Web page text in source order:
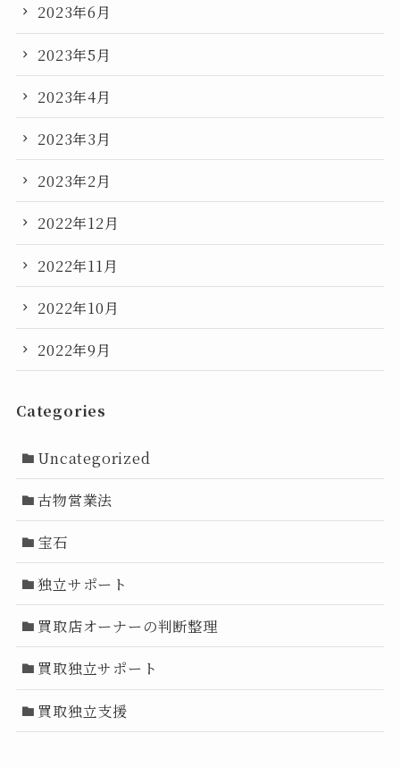
2023年6月
2023年5月
2023年4月
2023年3月
2023年2月
2022年12月
2022年11月
2022年10月
2022年9月
Categories
Uncategorized
古物営業法
宝石
独立サポート
買取店オーナーの判断整理
買取独立サポート
買取独立支援